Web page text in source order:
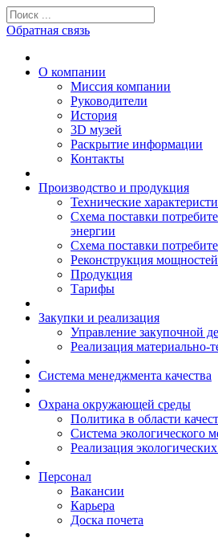
Обратная связь
О компании
Миссия компании
Руководители
История
3D музей
Раскрытие информации
Контакты
Производство и продукция
Технические
Схема поставки
энергии
Схема поставки
Реконструкция мощностей
Продукция
Тарифы
Закупки и реализация
Управление закупочной
Реализация материально-
Система менеджмента качества
Охрана окружающей среды
Политика в области
Система экологического
Реализация
Персонал
Вакансии
Карьера
Доска почета